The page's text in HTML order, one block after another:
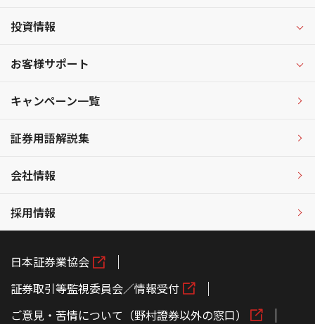
投資情報
お客様サポート
キャンペーン一覧
証券用語解説集
会社情報
採用情報
日本証券業協会
証券取引等監視委員会／情報受付
ご意見・苦情について（野村證券以外の窓口）